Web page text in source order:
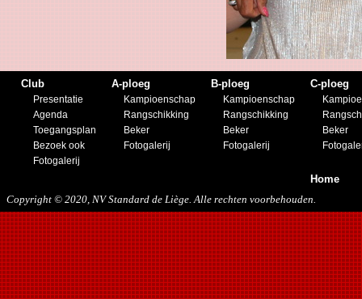
Club
Presentatie
Agenda
Toegangsplan
Bezoek ook
Fotogalerij
A-ploeg
Kampioenschap
Rangschikking
Beker
Fotogalerij
B-ploeg
Kampioenschap
Rangschikking
Beker
Fotogalerij
C-ploeg
Beker
Home
Copyright © 2020, NV Standard de Liège. Alle rechten voorbehouden.